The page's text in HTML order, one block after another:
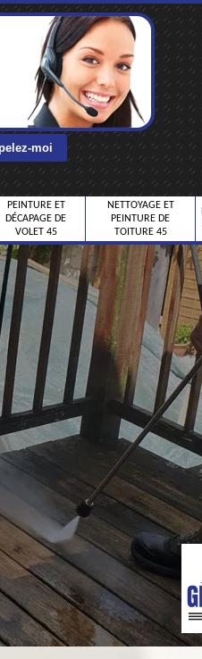
PEINTURE ET
DÉCAPAGE DE
VOLET 45
NETTOYAGE ET
PEINTURE DE
TOITURE 45